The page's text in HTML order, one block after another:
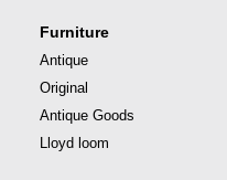
Furniture
Antique
Original
Antique Goods
Lloyd loom